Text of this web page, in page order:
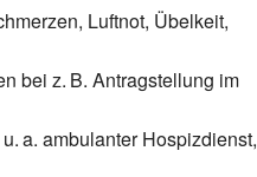
Luftnot, Übelkeit,
bei z. B. Antragstellung im
a. ambulanter Hospizdienst,